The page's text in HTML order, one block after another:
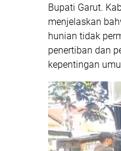
Bupati Garut.
menjelaskan
hunian tidak
penertiban dan
kepentingan